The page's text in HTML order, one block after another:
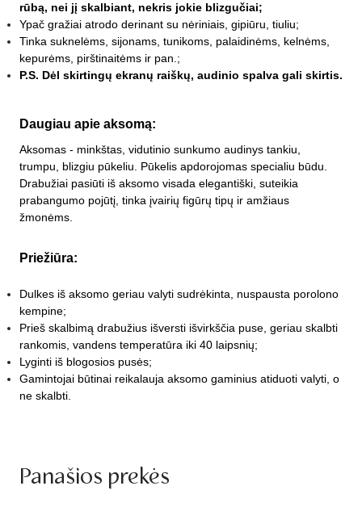
rūbą, nei jį skalbiant, nekris jokie blizgučiai;
Ypač gražiai atrodo derinant su nėriniais, gipiūru, tiuliu;
Tinka suknelėms, sijonams, tunikoms, palaidinėms, kelnėms,
kepurėms, pirštinaitėms ir pan.;
P.S. Dėl skirtingų ekranų raiškų, audinio spalva gali skirtis.
Daugiau apie aksomą:
Aksomas - minkštas, vidutinio sunkumo audinys tankiu,
trumpu, blizgiu pūkeliu. Pūkelis apdorojomas specialiu būdu.
Drabužiai pasiūti iš aksomo visada elegantiški, suteikia
prabangumo pojūtį, tinka įvairių figūrų tipų ir amžiaus
žmonėms.
Priežiūra:
Dulkes iš aksomo geriau valyti sudrėkinta, nuspausta porolono
kempine;
Prieš skalbimą drabužius išversti išvirkščia puse, geriau skalbti
rankomis, vandens temperatūra iki 40 laipsnių;
Lyginti iš blogosios pusės;
Gamintojai būtinai reikalauja aksomo gaminius atiduoti valyti, o
ne skalbti.
Panašios prekės